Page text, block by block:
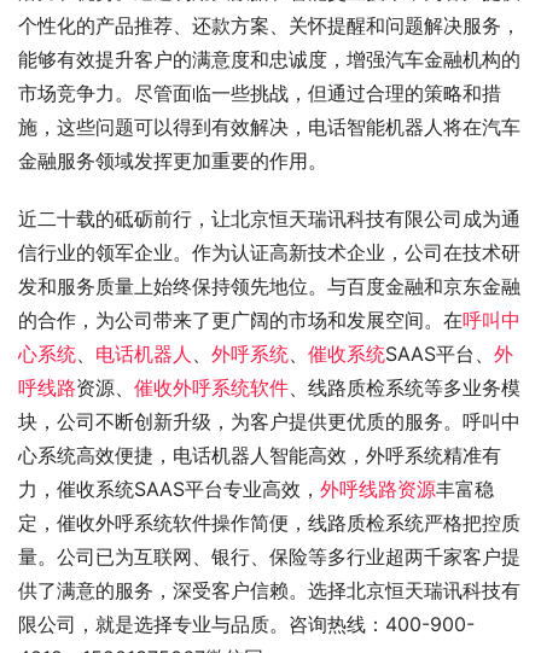
个性化的产品推荐、还款方案、关怀提醒和问题解决服务，
能够有效提升客户的满意度和忠诚度，增强汽车金融机构的
市场竞争力。尽管面临一些挑战，但通过合理的策略和措
施，这些问题可以得到有效解决，电话智能机器人将在汽车
金融服务领域发挥更加重要的作用。
近二十载的砥砺前行，让北京恒天瑞讯科技有限公司成为通
信行业的领军企业。作为认证高新技术企业，公司在技术研
发和服务质量上始终保持领先地位。与百度金融和京东金融
的合作，为公司带来了更广阔的市场和发展空间。在呼叫中
心系统
电话机器人 外呼系统 催收系统SAAS平台、 外
呼线路资源、 催收外呼系统软件 、线路质检系统等多业务模
块，公司不断创新升级，为客户提供更优质的服务。呼叫中
心系统高效便捷，电话机器人智能高效，外呼系统精准有
力，催收系统SAAS平台专业高效， 外呼线路资源丰富稳
定，催收外呼系统软件操作简便，线路质检系统严格把控质
量。公司已为互联网、银行、保险等多行业超两千家客户提
供了满意的服务，深受客户信赖。选择北京恒天瑞讯科技有
限公司，就是选择专业与品质。咨询热线：400-900-